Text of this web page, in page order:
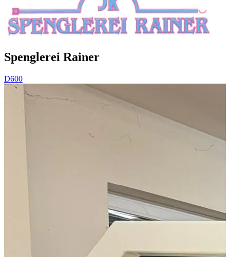
Spenglerei Rainer
D600